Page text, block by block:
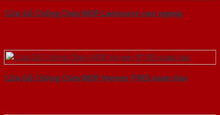
Cửa Gỗ Chống Cháy MDF Laminate van ngang
Cửa Gỗ Chống Cháy MDF Veneer P1R5 xoan dao